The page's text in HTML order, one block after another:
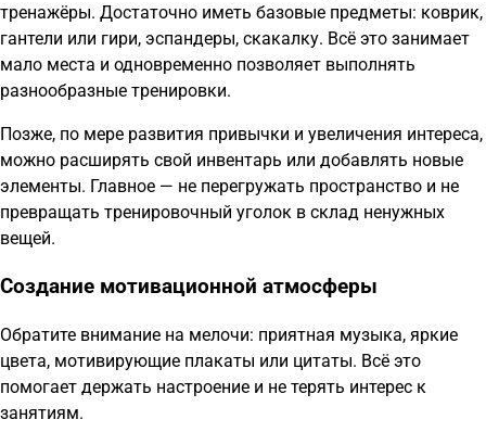
тренажёры. Достаточно иметь базовые предметы: коврик,
гантели или гири, эспандеры, скакалку. Всё это занимает
мало места и одновременно позволяет выполнять
разнообразные тренировки.
Позже, по мере развития привычки и увеличения интереса,
можно расширять свой инвентарь или добавлять новые
элементы. Главное — не перегружать пространство и не
превращать тренировочный уголок в склад ненужных
вещей.
Создание мотивационной атмосферы
Обратите внимание на мелочи: приятная музыка, яркие
цвета, мотивирующие плакаты или цитаты. Всё это
помогает держать настроение и не терять интерес к
занятиям.